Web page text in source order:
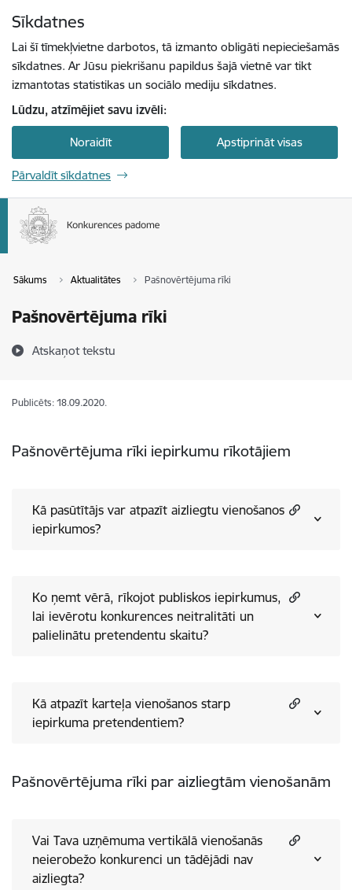
Sīkdatnes
Lai šī tīmekļvietne darbotos, tā izmanto obligāti nepieciešamās
sīkdatnes. Ar Jūsu piekrišanu papildus šajā vietnē var tikt
izmantotas statistikas un sociālo mediju sīkdatnes.
Lūdzu, atzīmējiet savu izvēli:
Noraidīt Apstiprināt visas
Pārvaldīt sīkdatnes
Sākums Aktualitātes Pašnovērtējuma rīki
Pašnovērtējuma rīki
Atskaņot tekstu
Publicēts: 18.09.2020.
Pašnovērtējuma rīki iepirkumu rīkotājiem
Kā pasūtītājs var atpazīt aizliegtu vienošanos
iepirkumos?
Ko ņemt vērā, rīkojot publiskos iepirkumus,
lai ievērotu konkurences neitralitāti un
palielinātu pretendentu skaitu?
Kā atpazīt karteļa vienošanos starp
iepirkuma pretendentiem?
Pašnovērtējuma rīki par aizliegtām vienošanām
Vai Tava uzņēmuma vertikālā vienošanās
neierobežo konkurenci un tādējādi nav
aizliegta?